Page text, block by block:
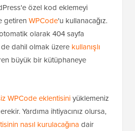
özel kod eklemeyi
getiren WPCode'u kullanacağız.
olarak 404 sayfa
dahil olmak üzere kullanışlı
büyük bir kütüphaneye
WPCode eklentisiniyüklemeniz
Yardıma ihtiyacınız olursa,
nasıl kurulacağına dair